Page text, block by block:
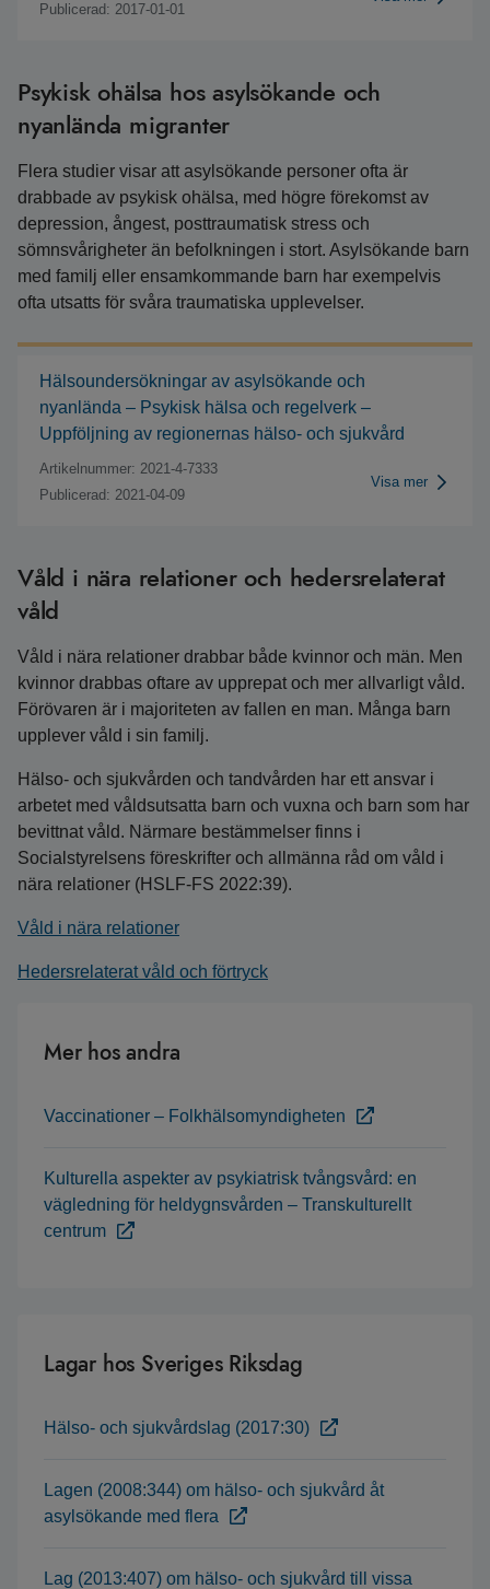
Publicerad: 2017-01-01
Psykisk ohälsa hos asylsökande och
nyanlända migranter
Flera studier visar att asylsökande personer ofta är
drabbade av psykisk ohälsa, med högre förekomst av
depression, ångest, posttraumatisk stress och
sömnsvårigheter än befolkningen i stort. Asylsökande barn
med familj eller ensamkommande barn har exempelvis
ofta utsatts för svåra traumatiska upplevelser.
Hälsoundersökningar av asylsökande och
nyanlända – Psykisk hälsa och regelverk –
Uppföljning av regionernas hälso- och sjukvård
Artikelnummer: 2021-4-7333
Publicerad: 2021-04-09
Visa mer
Våld i nära relationer och hedersrelaterat
våld
Våld i nära relationer drabbar både kvinnor och män. Men
kvinnor drabbas oftare av upprepat och mer allvarligt våld.
Förövaren är i majoriteten av fallen en man. Många barn
upplever våld i sin familj.
Hälso- och sjukvården och tandvården har ett ansvar i
arbetet med våldsutsatta barn och vuxna och barn som har
bevittnat våld. Närmare bestämmelser finns i
Socialstyrelsens föreskrifter och allmänna råd om våld i
nära relationer (HSLF-FS 2022:39).
Våld i nära relationer
Hedersrelaterat våld och förtryck
Mer hos andra
Vaccinationer – Folkhälsomyndigheten
Kulturella aspekter av psykiatrisk tvångsvård: en
vägledning för heldygnsvården – Transkulturellt
centrum
Lagar hos Sveriges Riksdag
Hälso- och sjukvårdslag (2017:30)
Lagen (2008:344) om hälso- och sjukvård åt
asylsökande med flera
Lag (2013:407) om hälso- och sjukvård till vissa